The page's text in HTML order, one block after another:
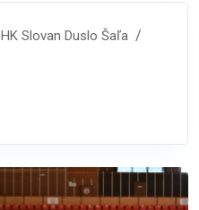
HK Slovan Duslo Šaľa